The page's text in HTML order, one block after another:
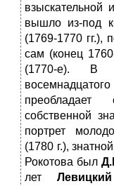
взыскательной
вышло из-под
(1769-1770 гг.),
сам (конец
(1770-е). В
преобладает
собственной
портрет
(1780 г.),
Рокотова был
лет Левицкий